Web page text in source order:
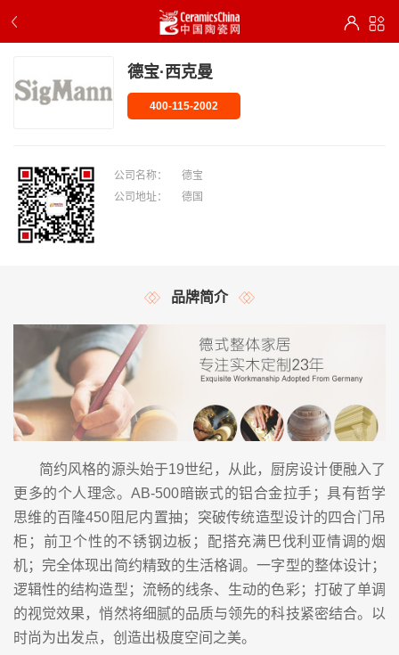
德宝·西克曼
400-115-2002
公司名称：
德宝
公司地址：
德国
品牌简介
简约风格的源头始于19世纪，从此，厨房设计便融入了
更多的个人理念。AB-500暗嵌式的铝合金拉手；具有哲学
思维的百隆450阻尼内置抽；突破传统造型设计的四合门吊
柜；前卫个性的不锈钢边板；配搭充满巴伐利亚情调的烟
机；完全体现出简约精致的生活格调。一字型的整体设计；
逻辑性的结构造型；流畅的线条、生动的色彩；打破了单调
的视觉效果，悄然将细腻的品质与领先的科技紧密结合。以
时尚为出发点，创造出极度空间之美。